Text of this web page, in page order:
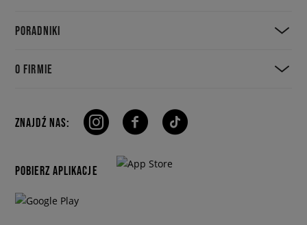
PORADNIKI
O FIRMIE
ZNAJDŹ NAS:
POBIERZ APLIKACJE